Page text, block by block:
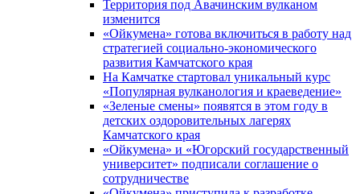
Территория под Авачинским вулканом
изменится
«Ойкумена» готова включиться в работу над
стратегией социально-экономического
развития Камчатского края
На Камчатке стартовал уникальный курс
«Популярная вулканология и краеведение»
«Зеленые смены» появятся в этом году в
детских оздоровительных лагерях
Камчатского края
«Ойкумена» и «Югорский государственный
университет» подписали соглашение о
сотрудничестве